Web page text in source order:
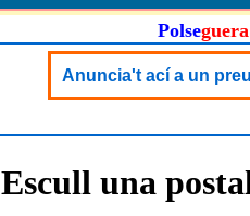
Polseguera
Anuncia't ací a un
Escull una